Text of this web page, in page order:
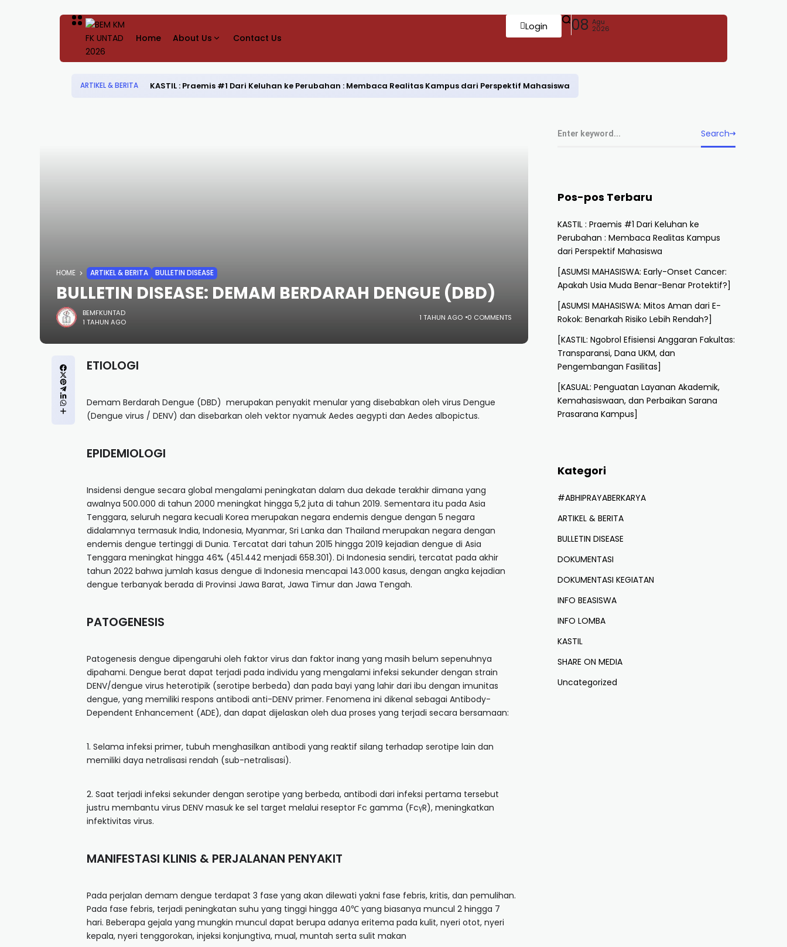
Home About Us Contact Us
Login 08 Agu
2026
ARTIKEL & BERITA KASTIL : Praemis #1 Dari Keluhan ke Perubahan : Membaca Realitas Kampus dari Perspektif Mahasiswa
HOME ARTIKEL & BERITA BULLETIN DISEASE
BULLETIN DISEASE: DEMAM BERDARAH DENGUE (DBD)
BEMFKUNTAD
1 TAHUN AGO
1 TAHUN AGO 0 COMMENTS
ETIOLOGI
Demam Berdarah Dengue (DBD) merupakan penyakit menular yang disebabkan oleh virus Dengue
(Dengue virus / DENV) dan disebarkan oleh vektor nyamuk Aedes aegypti dan Aedes albopictus.
EPIDEMIOLOGI
Insidensi dengue secara global mengalami peningkatan dalam dua dekade terakhir dimana yang
awalnya 500.000 di tahun 2000 meningkat hingga 5,2 juta di tahun 2019. Sementara itu pada Asia
Tenggara, seluruh negara kecuali Korea merupakan negara endemis dengue dengan 5 negara
didalamnya termasuk India, Indonesia, Myanmar, Sri Lanka dan Thailand merupakan negara dengan
endemis dengue tertinggi di Dunia. Tercatat dari tahun 2015 hingga 2019 kejadian dengue di Asia
Tenggara meningkat hingga 46% (451.442 menjadi 658.301). Di Indonesia sendiri, tercatat pada akhir
tahun 2022 bahwa jumlah kasus dengue di Indonesia mencapai 143.000 kasus, dengan angka kejadian
dengue terbanyak berada di Provinsi Jawa Barat, Jawa Timur dan Jawa Tengah.
PATOGENESIS
Patogenesis dengue dipengaruhi oleh faktor virus dan faktor inang yang masih belum sepenuhnya
dipahami. Dengue berat dapat terjadi pada individu yang mengalami infeksi sekunder dengan strain
DENV/dengue virus heterotipik (serotipe berbeda) dan pada bayi yang lahir dari ibu dengan imunitas
dengue, yang memiliki respons antibodi anti-DENV primer. Fenomena ini dikenal sebagai Antibody-
Dependent Enhancement (ADE), dan dapat dijelaskan oleh dua proses yang terjadi secara bersamaan:
1. Selama infeksi primer, tubuh menghasilkan antibodi yang reaktif silang terhadap serotipe lain dan
memiliki daya netralisasi rendah (sub-netralisasi).
2. Saat terjadi infeksi sekunder dengan serotipe yang berbeda, antibodi dari infeksi pertama tersebut
justru membantu virus DENV masuk ke sel target melalui reseptor Fc gamma (FcγR), meningkatkan
infektivitas virus.
MANIFESTASI KLINIS & PERJALANAN PENYAKIT
Pada perjalan demam dengue terdapat 3 fase yang akan dilewati yakni fase febris, kritis, dan pemulihan.
Pada fase febris, terjadi peningkatan suhu yang tinggi hingga 40℃ yang biasanya muncul 2 hingga 7
hari. Beberapa gejala yang mungkin muncul dapat berupa adanya eritema pada kulit, nyeri otot, nyeri
kepala, nyeri tenggorokan, injeksi konjungtiva, mual, muntah serta sulit makan
Search
Pos-pos Terbaru
KASTIL : Praemis #1 Dari Keluhan ke
Perubahan : Membaca Realitas Kampus
dari Perspektif Mahasiswa
[ASUMSI MAHASISWA: Early-Onset Cancer:
Apakah Usia Muda Benar-Benar Protektif?]
[ASUMSI MAHASISWA: Mitos Aman dari E-
Rokok: Benarkah Risiko Lebih Rendah?]
[KASTIL: Ngobrol Efisiensi Anggaran Fakultas:
Transparansi, Dana UKM, dan
Pengembangan Fasilitas]
[KASUAL: Penguatan Layanan Akademik,
Kemahasiswaan, dan Perbaikan Sarana
Prasarana Kampus]
Kategori
#ABHIPRAYABERKARYA
ARTIKEL & BERITA
BULLETIN DISEASE
DOKUMENTASI
DOKUMENTASI KEGIATAN
INFO BEASISWA
INFO LOMBA
KASTIL
SHARE ON MEDIA
Uncategorized